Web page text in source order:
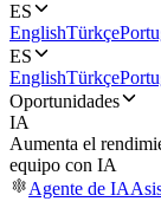
ES
EnglishTürkçe
ES
EnglishTürkçe
Oportunidades
IA
Aumenta el
equipo con IA
Agente de IA